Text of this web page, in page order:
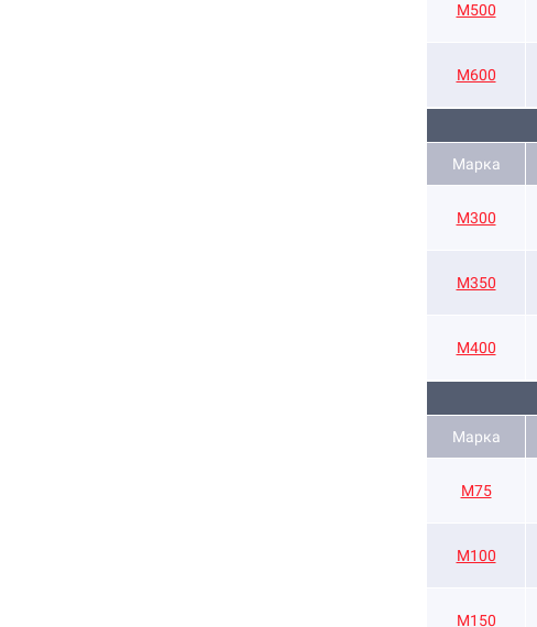
М500
М600
Марка
М300
М350
М400
Марка
М75
М100
М150